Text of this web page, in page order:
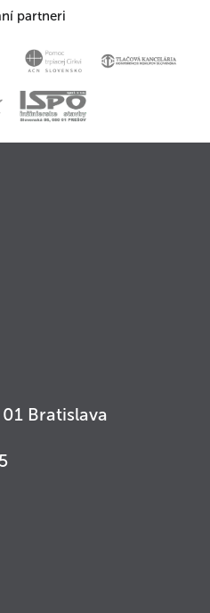
partneri
Bratislava